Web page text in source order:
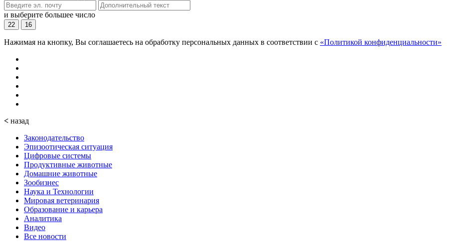
и выберите большее число
22 16
Нажимая на кнопку, Вы соглашаетесь на обработку персональных данных в соответствии с «Политикой конфиденциальности»
< назад
Законодательство
Эпизоотическая ситуация
Цифровые системы
Продуктивные животные
Домашние животные
Зообизнес
Наука и Технологии
Мировая ветеринария
Образование и карьера
Аналитика
Видео
Все новости